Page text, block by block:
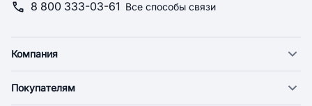
8 800 333-03-61 Все способы связи
Компания
Новости
Покупателям